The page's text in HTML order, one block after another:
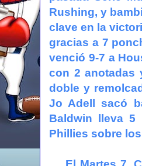
Rushing, y
clave en la
gracias a 7
venció 9-7 a
con 2 anotadas
doble y
Jo Adell sacó
Baldwin lleva 5
Phillies sobre